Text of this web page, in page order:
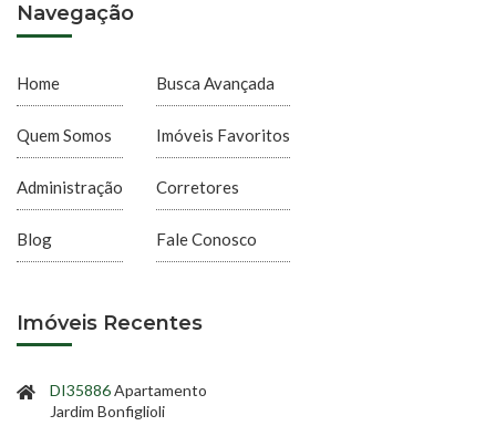
Navegação
Home
Quem Somos
Administração
Blog
Busca Avançada
Imóveis Favoritos
Corretores
Fale Conosco
Imóveis Recentes
DI35886Apartamento
Jardim Bonfiglioli